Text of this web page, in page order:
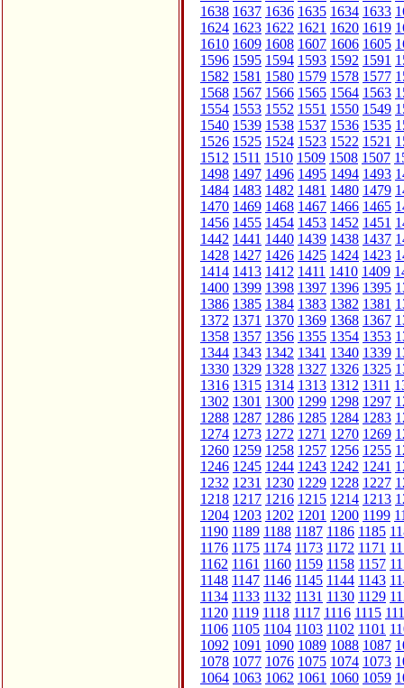
1638 1637 1636 1635 1634 1633
1624 1623 1622 1621 1620 1619
1610 1609 1608 1607 1606 1605
1596 1595 1594 1593 1592 1591
1582 1581 1580 1579 1578 1577
1568 1567 1566 1565 1564 1563
1554 1553 1552 1551 1550 1549
1540 1539 1538 1537 1536 1535
1526 1525 1524 1523 1522 1521
1512 1511 1510 1509 1508 1507
1498 1497 1496 1495 1494 1493
1484 1483 1482 1481 1480 1479
1470 1469 1468 1467 1466 1465
1456 1455 1454 1453 1452 1451
1442 1441 1440 1439 1438 1437
1428 1427 1426 1425 1424 1423
1414 1413 1412 1411 1410 1409
1400 1399 1398 1397 1396 1395
1386 1385 1384 1383 1382 1381
1372 1371 1370 1369 1368 1367
1358 1357 1356 1355 1354 1353
1344 1343 1342 1341 1340 1339
1330 1329 1328 1327 1326 1325
1316 1315 1314 1313 1312 1311
1302 1301 1300 1299 1298 1297
1288 1287 1286 1285 1284 1283
1274 1273 1272 1271 1270 1269
1260 1259 1258 1257 1256 1255
1246 1245 1244 1243 1242 1241
1232 1231 1230 1229 1228 1227
1218 1217 1216 1215 1214 1213
1204 1203 1202 1201 1200 1199
1190 1189 1188 1187 1186 1185
1176 1175 1174 1173 1172 1171
1162 1161 1160 1159 1158 1157
1148 1147 1146 1145 1144 1143
1134 1133 1132 1131 1130 1129
1120 1119 1118 1117 1116 1115
1106 1105 1104 1103 1102 1101
1092 1091 1090 1089 1088 1087
1078 1077 1076 1075 1074 1073
1064 1063 1062 1061 1060 1059